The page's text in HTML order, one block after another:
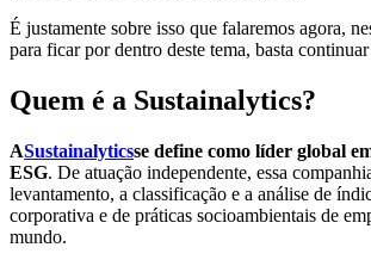
É justamente sobre isso que falaremos agora,
para ficar por dentro deste tema, basta
Quem é a Sustainalytics?
ASustainalyticsse define como líder global
ESG. De atuação independente, essa
levantamento, a classificação e a análise de
corporativa e de práticas socioambientais de
mundo.